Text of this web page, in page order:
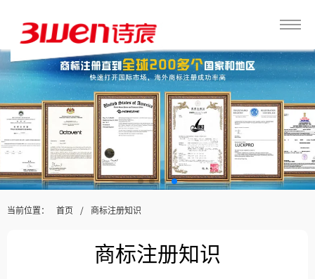
当前位置： 首页 / 商标注册知识
商标注册知识